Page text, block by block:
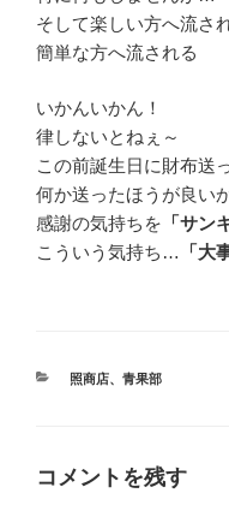
そして楽しい方へ流さ
簡単な方へ流される
いかんいかん！
律しないとねぇ～
この前誕生日に財布送
何か送ったほうが良い
感謝の気持ちを 「サン
こういう気持ち…
「大
カ
照商店、 青果部
コメントを残す